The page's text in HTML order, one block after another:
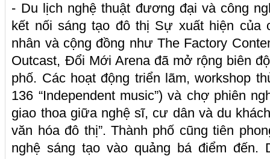
- Du lịch nghệ thuật đương đại và công
kết nối sáng tạo đô thị Sự xuất hiện của
nhân và cộng đồng như The Factory
Outcast, Đổi Mới Arena đã mở rộng biên
phố. Các hoạt động triển lãm, workshop
136 “Independent music”) và chợ phiên
giao thoa giữa nghệ sĩ, cư dân và du
văn hóa đô thị”. Thành phố cũng tiên
nghệ sáng tạo vào quảng bá điểm đến.